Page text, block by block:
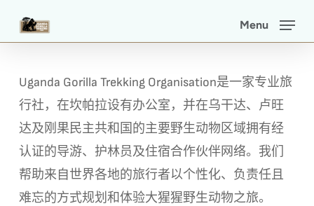
content
Menu
Uganda Gorilla Trekking Organisation是一家专业旅
行社，在坎帕拉设有办公室，并在乌干达、卢旺
达及刚果民主共和国的主要野生动物区域拥有经
认证的导游、护林员及住宿合作伙伴网络。我们
帮助来自世界各地的旅行者以个性化、负责任且
难忘的方式规划和体验大猩猩野生动物之旅。